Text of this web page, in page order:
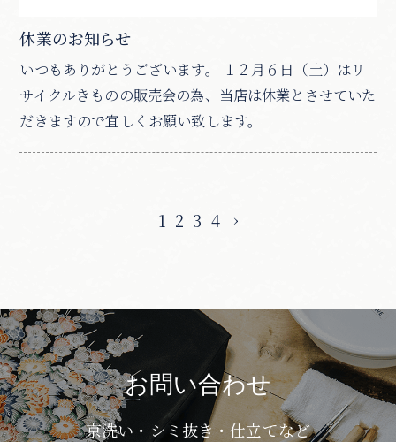
休業のお知らせ
いつもありがとうございます。 １２月６日（土）はリ
サイクルきものの販売会の為、当店は休業とさせていた
だきますので宜しくお願い致します。
1 2 3 4 ›
お問い合わせ
京洗い・シミ抜き・仕立てなど